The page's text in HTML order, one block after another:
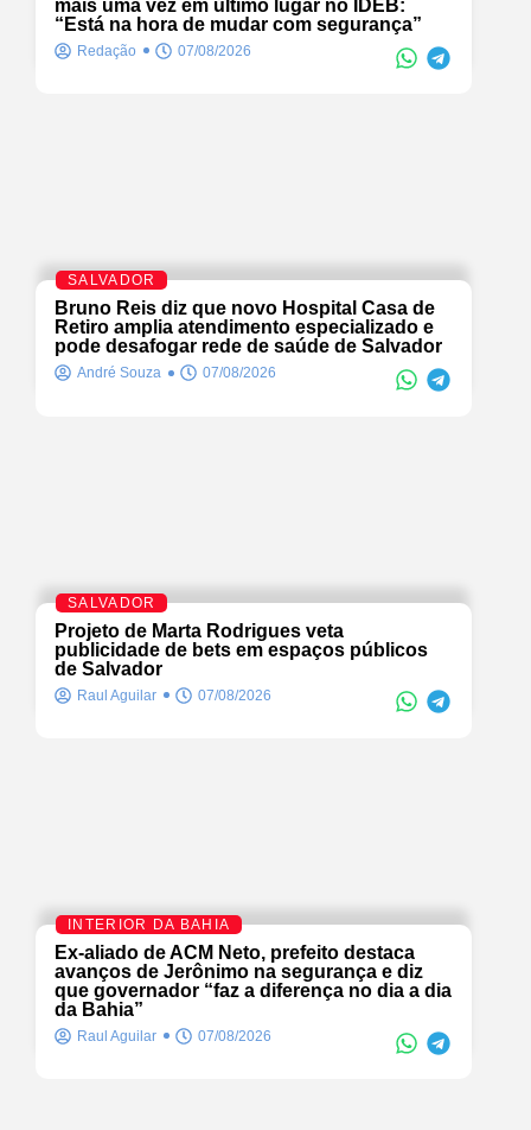
mais uma vez em último lugar no IDEB:
“Está na hora de mudar com segurança”
Redação 07/08/2026
SALVADOR
Bruno Reis diz que novo Hospital Casa de
Retiro amplia atendimento especializado e
pode desafogar rede de saúde de Salvador
André Souza 07/08/2026
SALVADOR
Projeto de Marta Rodrigues veta
publicidade de bets em espaços públicos
de Salvador
Raul Aguilar 07/08/2026
INTERIOR DA BAHIA
Ex-aliado de ACM Neto, prefeito destaca
avanços de Jerônimo na segurança e diz
que governador “faz a diferença no dia a dia
da Bahia”
Raul Aguilar 07/08/2026